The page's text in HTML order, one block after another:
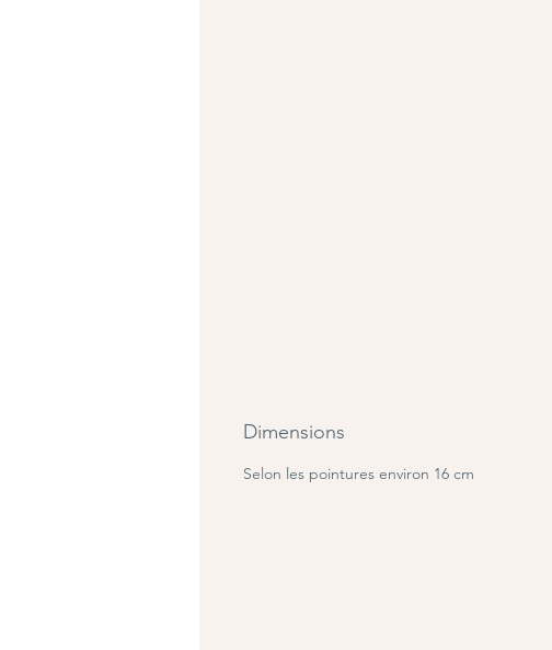
Dimensions
Selon les pointures environ 16 cm